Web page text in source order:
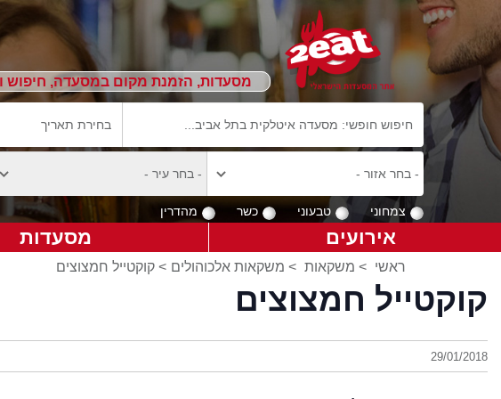
מסעדות, הזמנת מקום במסעדה, חיפוש
צמחוני טבעוני כשר מהדרין
אירועים מסעדות
ראשי > משקאות > משקאות אלכוהולים > קוקטייל חמצוצים
קוקטייל חמצוצים
29/01/2018